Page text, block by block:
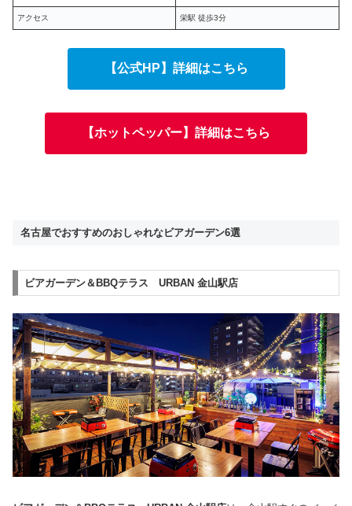
アクセス 栄駅 徒歩3分
【公式HP】詳細はこちら
【ホットペッパー】詳細はこちら
名古屋でおすすめのおしゃれなビアガーデン6選
ビアガーデン＆BBQテラス URBAN 金山駅店